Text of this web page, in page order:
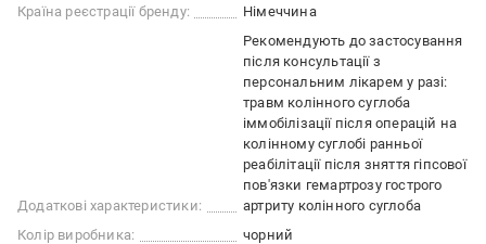
Країна реєстрації бренду:
Німеччина
Додаткові характеристики:
Рекомендують до застосування
після консультації з
персональним лікарем у разі:
травм колінного суглоба
іммобілізації після операцій на
колінному суглобі ранньої
реабілітації після зняття гіпсової
пов'язки гемартрозу гострого
артриту колінного суглоба
Колір виробника:
чорний